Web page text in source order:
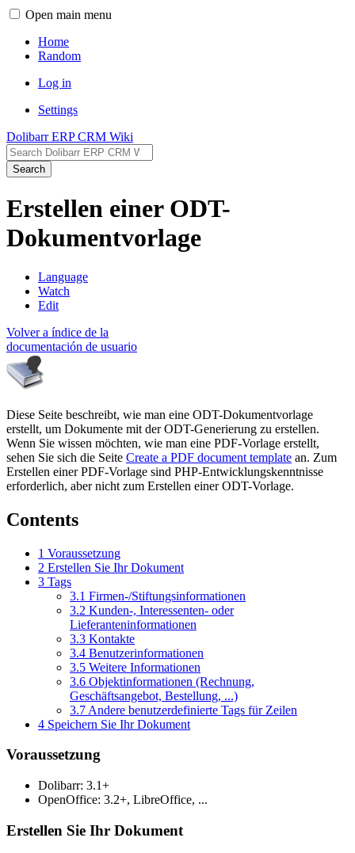
Open main menu
Home
Random
Log in
Settings
Dolibarr ERP CRM Wiki
Search
Erstellen einer ODT-
Dokumentvorlage
Language
Watch
Edit
Volver a índice de la
documentación de usuario
Diese Seite beschreibt, wie man eine ODT-Dokumentvorlage
erstellt, um Dokumente mit der ODT-Generierung zu erstellen.
Wenn Sie wissen möchten, wie man eine PDF-Vorlage erstellt,
sehen Sie sich die Seite Create a PDF document template an. Zum
Erstellen einer PDF-Vorlage sind PHP-Entwicklungskenntnisse
erforderlich, aber nicht zum Erstellen einer ODT-Vorlage.
Contents
1 Voraussetzung
2 Erstellen Sie Ihr Dokument
3 Tags
3.1 Firmen-/Stiftungsinformationen
3.2 Kunden-, Interessenten- oder
Lieferanteninformationen
3.3 Kontakte
3.4 Benutzerinformationen
3.5 Weitere Informationen
3.6 Objektinformationen (Rechnung,
Geschäftsangebot, Bestellung, ...)
3.7 Andere benutzerdefinierte Tags für Zeilen
4 Speichern Sie Ihr Dokument
Voraussetzung
Dolibarr: 3.1+
OpenOffice: 3.2+, LibreOffice, ...
Erstellen Sie Ihr Dokument